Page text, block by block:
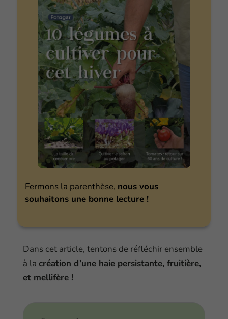
Fermons la parenthèse, nous vous
souhaitons une bonne lecture !
Dans cet article, tentons de réfléchir ensemble
à la création d’une haie persistante, fruitière,
et mellifère !